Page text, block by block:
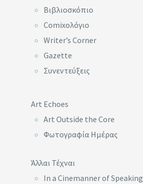
Βιβλιοσκόπιο
Comixoλόγιο
Writer’s Corner
Gazette
Συνεντεύξεις
Art Echoes
Art Outside the Core
Φωτογραφία Ημέρας
Άλλαι Τέχναι
In a Cinemanner of Speaking